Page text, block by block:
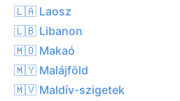
🇱🇦 Laosz
🇱🇧 Libanon
🇲🇴 Makaó
🇲🇾 Malájföld
🇲🇻 Maldív-szigetek